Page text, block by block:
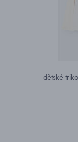
dětské